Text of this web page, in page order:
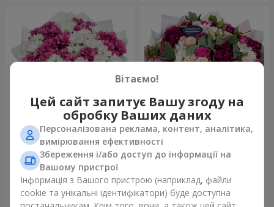
Букет "Струни серця"
2 284 грн
Замовити
Букет "Все для тебе ...!"
Замовити
Вітаємо!
Цей сайт запитує Вашу згоду на
обробку Ваших даних
Персоналізована реклама, контент, аналітика,
вимірювання ефективності
Збереження і/або доступ до інформації на
Вашому пристрої
Інформація з Вашого пристрою (наприклад, файли
cookie та унікальні ідентифікатори) буде доступна